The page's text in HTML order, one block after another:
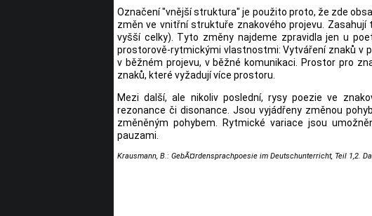
Označení "vnější struktura" je použito proto, že zde
změn ve vnitřní struktuře znakového projevu.
vyšší celky). Tyto změny najdeme zpravidla jen u
prostorově-rytmickými vlastnostmi: Vytváření znaků v
v běžném projevu, v běžné komunikaci. Prostor pro
znaků, které vyžadují více prostoru.
Mezi další, ale nikoliv poslední, rysy poezie ve
rezonance či disonance. Jsou vyjádřeny změnou
změněným pohybem. Rytmické variace jsou
pauzami.
Krausmann, B.: GebÃ¤rdensprachpoesie im Deutschunterricht, Teil 1,2.